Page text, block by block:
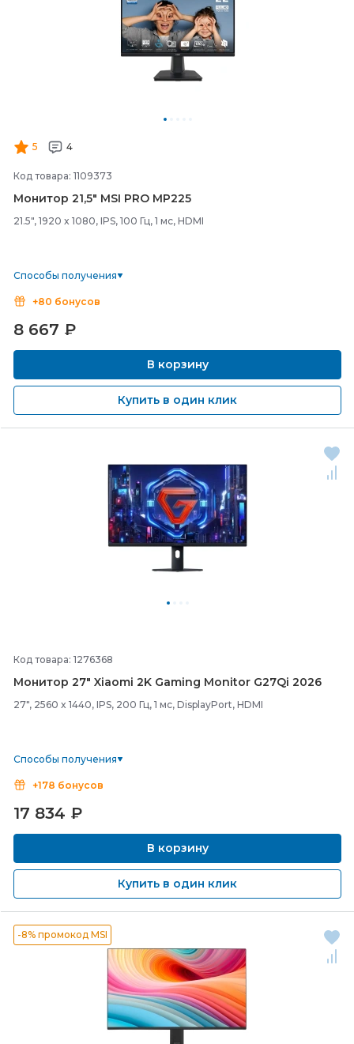
5 4
Код товара: 1109373
Монитор 21,5" MSI PRO MP225
21.5", 1920 x 1080, IPS, 100 Гц, 1 мс, HDMI
Способы получения
+80 бонусов
8 667 ₽
В корзину
Купить в один клик
Код товара: 1276368
Монитор 27" Xiaomi 2K Gaming Monitor G27Qi 2026
27", 2560 x 1440, IPS, 200 Гц, 1 мс, DisplayPort, HDMI
Способы получения
+178 бонусов
17 834 ₽
В корзину
Купить в один клик
-8% промокод MSI